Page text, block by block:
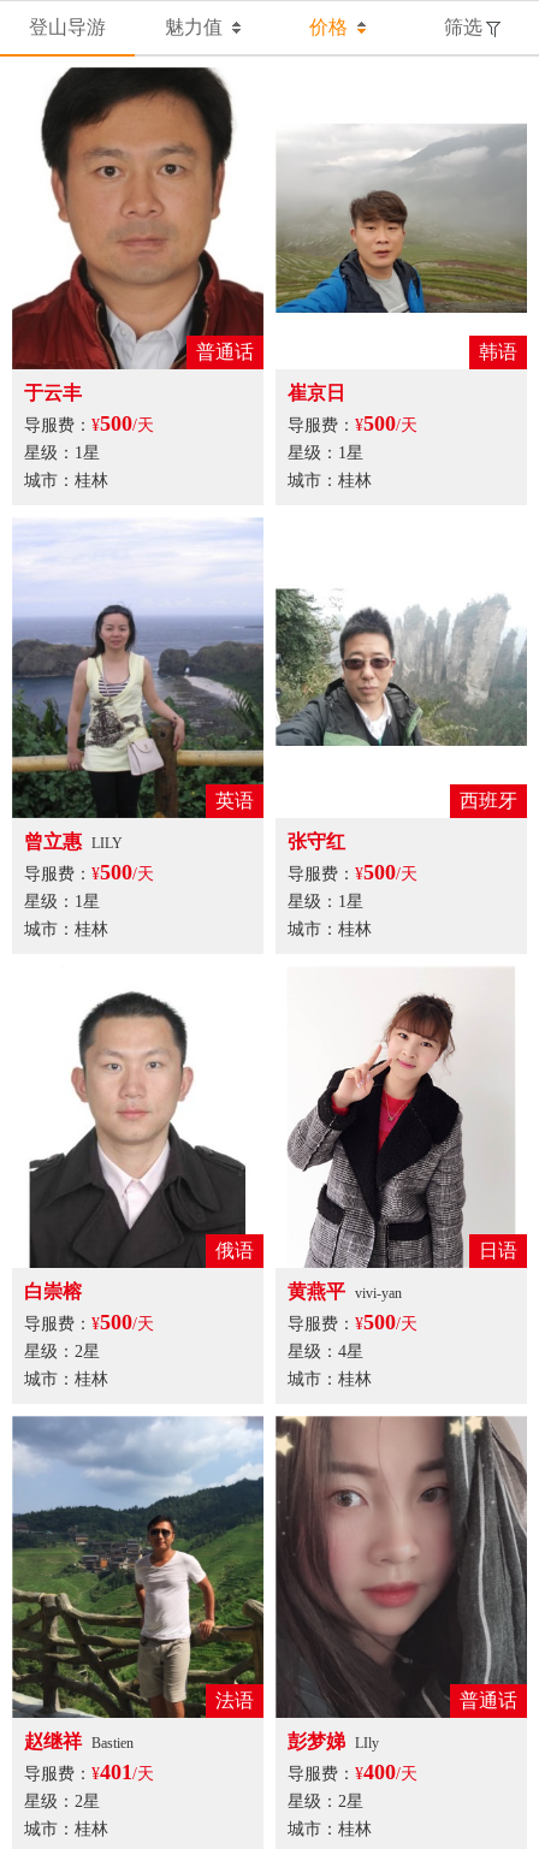
登山导游 魅力值 价格 筛选
普通话
于云丰
导服费： ¥500/天
星级：1星
城市：桂林
韩语
崔京日
导服费： ¥500/天
星级：1星
城市：桂林
英语
曾立惠 LILY
导服费： ¥500/天
星级：1星
城市：桂林
西班牙
张守红
导服费： ¥500/天
星级：1星
城市：桂林
俄语
白崇榕
导服费： ¥500/天
星级：2星
城市：桂林
日语
黄燕平 vivi-yan
导服费： ¥500/天
星级：4星
城市：桂林
法语
赵继祥 Bastien
导服费： ¥401 /天
星级：2星
城市：桂林
普通话
彭梦娣 LIly
导服费： ¥400/天
星级：2星
城市：桂林